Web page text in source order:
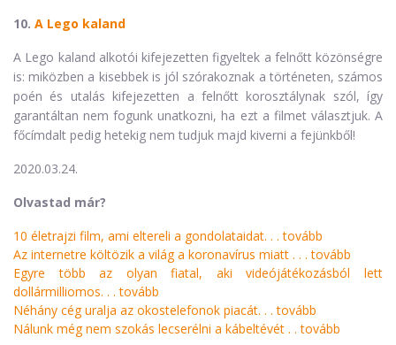
10. A Lego kaland
A Lego kaland alkotói kifejezetten figyeltek a felnőtt közönségre
is: miközben a kisebbek is jól szórakoznak a történeten, számos
poén és utalás kifejezetten a felnőtt korosztálynak szól, így
garantáltan nem fogunk unatkozni, ha ezt a filmet választjuk. A
főcímdalt pedig hetekig nem tudjuk majd kiverni a fejünkből!
2020.03.24.
Olvastad már?
10 életrajzi film, ami eltereli a gondolataidat. . .tovább
Az internetre költözik a világ a koronavírus miatt . . .tovább
Egyre több az olyan fiatal, aki videójátékozásból lett
dollármilliomos. . .tovább
Néhány cég uralja az okostelefonok piacát. . . tovább
Nálunk még nem szokás lecserélni a kábeltévét . .tovább